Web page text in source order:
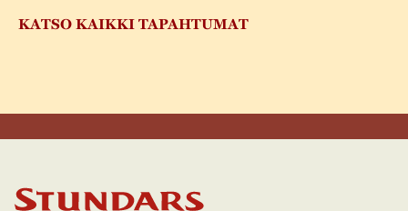
KATSO KAIKKI TAPAHTUMAT